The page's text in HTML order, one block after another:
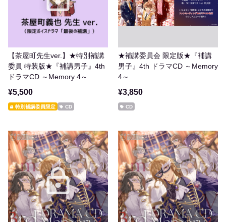
【茶屋町先生ver.】★特別補講
委員 特装版★『補講男子』4th
ドラマCD ～Memory 4～
¥5,500
特別補講委員限定 CD
★補講委員会 限定版★『補講
男子』4th ドラマCD ～Memory
4～
¥3,850
CD